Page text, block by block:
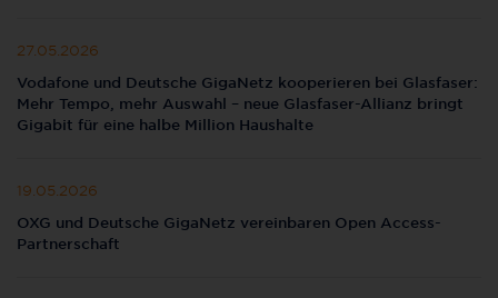
27.05.2026
Vodafone und Deutsche GigaNetz kooperieren bei Glasfaser:
Mehr Tempo, mehr Auswahl – neue Glasfaser-Allianz bringt
Gigabit für eine halbe Million Haushalte
19.05.2026
OXG und Deutsche GigaNetz vereinbaren Open Access-
Partnerschaft